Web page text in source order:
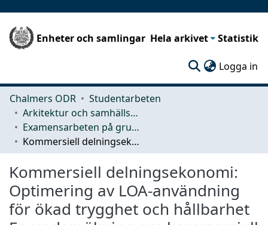
Enheter och samlingar Hela arkivet Statistik
Logga in
Chalmers ODR
Studentarbeten
Arkitektur och samhällsbyggnadsteknik (ACE)
Examensarbeten på grundnivå
Kommersiell delningsekonomi: Optimering av LOA-användning för ökad trygghet och hållbarhet En undersökning om kommersiell lokalanvändning över dygnets alla timmar samt dess sociala påverkan
Kommersiell delningsekonomi:
Optimering av LOA-användning
för ökad trygghet och hållbarhet